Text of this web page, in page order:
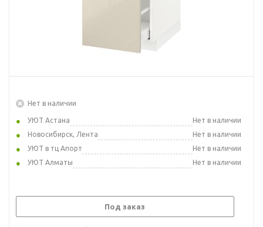
Нет в наличии
УЮТ Астана
Нет в наличии
Новосибирск, Лента
Нет в наличии
УЮТ в тц Апорт
Нет в наличии
УЮТ Алматы
Нет в наличии
Под заказ